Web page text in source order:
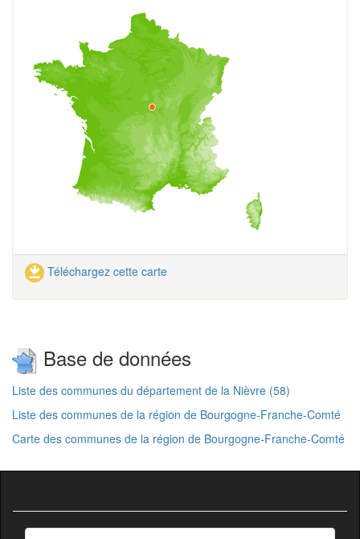
Téléchargez cette carte
Base de données
Liste des communes du département de la Nièvre (58)
Liste des communes de la région de Bourgogne-Franche-Comté
Carte des communes de la région de Bourgogne-Franche-Comté